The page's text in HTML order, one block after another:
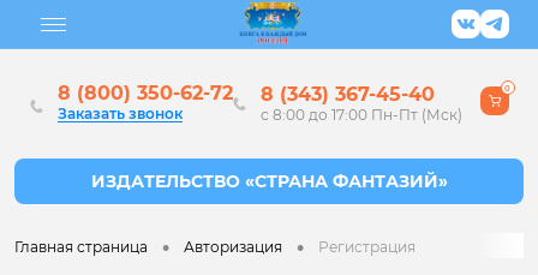
8 (800) 350-62-72
Заказать звонок
8 (343) 367-45-40
с 8:00 до 17:00 Пн-Пт (Мск)
0
Главная страница • Авторизация • Регистрация